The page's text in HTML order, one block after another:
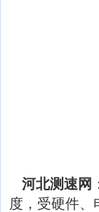
河北测速网
度，受硬件